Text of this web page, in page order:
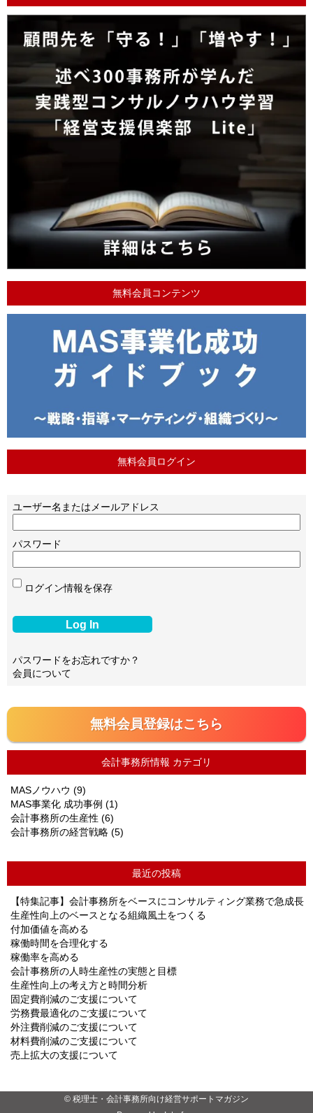
無料会員コンテンツ
無料会員ログイン
ユーザー名またはメールアドレス
パスワード
ログイン情報を保存
パスワードをお忘れですか？
会員について
無料会員登録はこちら
会計事務所情報 カテゴリ
MASノウハウ (9)
MAS事業化 成功事例 (1)
会計事務所の生産性 (6)
会計事務所の経営戦略 (5)
最近の投稿
【特集記事】会計事務所をベースにコンサルティング業務で急成長
生産性向上のベースとなる組織風土をつくる
付加価値を高める
稼働時間を合理化する
稼働率を高める
会計事務所の人時生産性の実態と目標
生産性向上の考え方と時間分析
固定費削減のご支援について
労務費最適化のご支援について
外注費削減のご支援について
材料費削減のご支援について
売上拡大の支援について
© 税理士・会計事務所向け経営サポートマガジン